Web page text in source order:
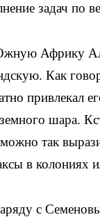
задач по
Африку
Как
привлекал
шара.
так
в колониях
с